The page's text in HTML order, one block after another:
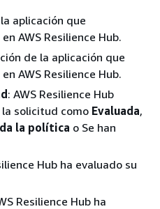
aplicación que
AWS Resilience Hub.
de la aplicación que
AWS Resilience Hub.
: AWS Resilience Hub
solicitud como Evaluada,
la política o Se han
Hub ha evaluado su
Resilience Hub ha